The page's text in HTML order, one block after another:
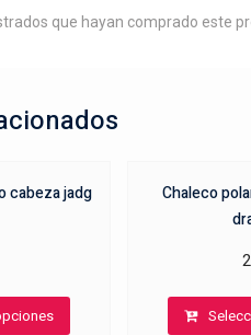
que hayan comprado este
cabeza jadg
Este
Chaleco